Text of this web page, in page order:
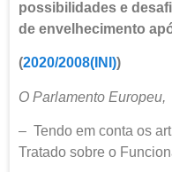
possibilidades e
de envelhecimento
(2020/2008(INI))
O Parlamento Europeu,
– Tendo em conta os
Tratado sobre o